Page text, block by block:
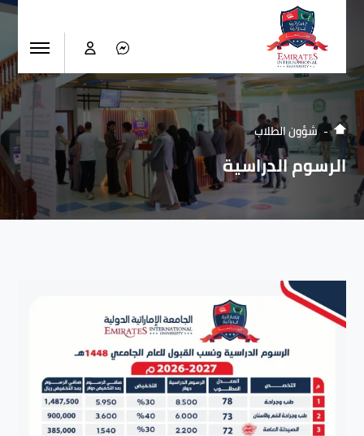
شؤون الطلاب
الرسوم الدراسية